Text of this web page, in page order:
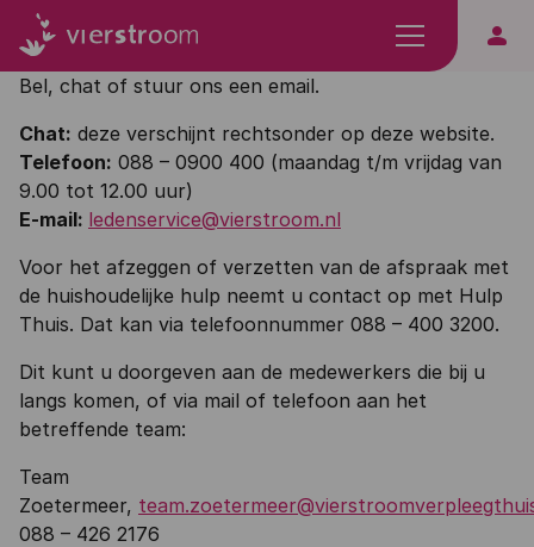
person
Bel, chat of stuur ons een email.
Chat: deze verschijnt rechtsonder op deze website.
Telefoon: 088 – 0900 400 (maandag t/m vrijdag van
9.00 tot 12.00 uur)
E-mail: ledenservice@vierstroom.nl
Voor het afzeggen of verzetten van de afspraak met
de huishoudelijke hulp neemt u contact op met Hulp
Thuis. Dat kan via telefoonnummer 088 – 400 3200.
Dit kunt u doorgeven aan de medewerkers die bij u
langs komen, of via mail of telefoon aan het
betreffende team:
Team
Zoetermeer,
088 – 426 2176